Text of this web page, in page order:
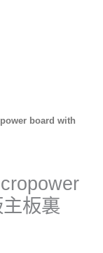
board with
板裏